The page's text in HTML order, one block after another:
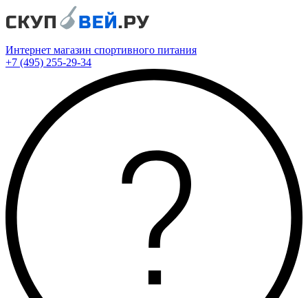
Интернет магазин спортивного питания
+7 (495) 255-29-34